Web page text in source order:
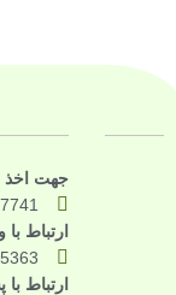
جهت اخذ
ارتباط
ارتباط